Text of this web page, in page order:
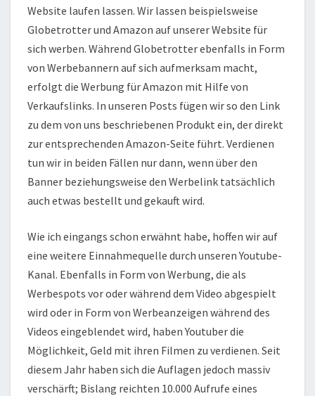
Website laufen lassen. Wir lassen beispielsweise
Globetrotter und Amazon auf unserer Website für
sich werben. Während Globetrotter ebenfalls in Form
von Werbebannern auf sich aufmerksam macht,
erfolgt die Werbung für Amazon mit Hilfe von
Verkaufslinks. In unseren Posts fügen wir so den Link
zu dem von uns beschriebenen Produkt ein, der direkt
zur entsprechenden Amazon-Seite führt. Verdienen
tun wir in beiden Fällen nur dann, wenn über den
Banner beziehungsweise den Werbelink tatsächlich
auch etwas bestellt und gekauft wird.
Wie ich eingangs schon erwähnt habe, hoffen wir auf
eine weitere Einnahmequelle durch unseren Youtube-
Kanal. Ebenfalls in Form von Werbung, die als
Werbespots vor oder während dem Video abgespielt
wird oder in Form von Werbeanzeigen während des
Videos eingeblendet wird, haben Youtuber die
Möglichkeit, Geld mit ihren Filmen zu verdienen. Seit
diesem Jahr haben sich die Auflagen jedoch massiv
verschärft; Bislang reichten 10.000 Aufrufe eines